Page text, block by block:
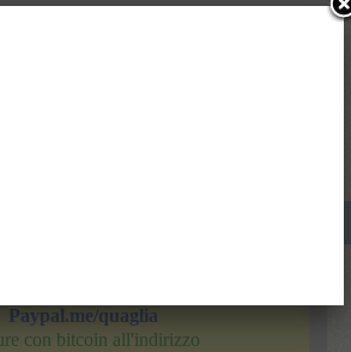
Paypal.me/quaglia
con bitcoin all'indirizzo